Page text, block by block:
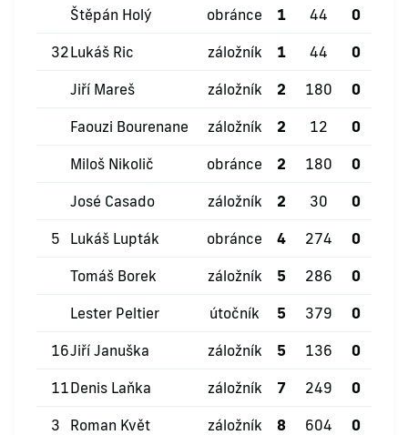
Štěpán Holý obránce 1 44 0
32Lukáš Ric záložník 1 44 0
Jiří Mareš záložník 2 180 0
Faouzi Bourenane záložník 2 12 0
Miloš Nikolič obránce 2 180 0
José Casado záložník 2 30 0
5 Lukáš Lupták obránce 4 274 0
Tomáš Borek záložník 5 286 0
Lester Peltier útočník 5 379 0
16Jiří Januška záložník 5 136 0
11Denis Laňka záložník 7 249 0
3 Roman Květ záložník 8 604 0